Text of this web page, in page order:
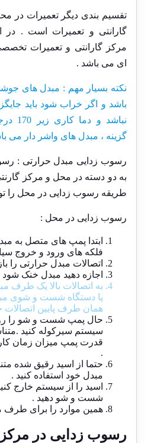
تقسیم بندی دیگر تعمیرات در
گارانتی و تعمیرات است . در
مرکز گارانتی و تعمیرات
ای می باشد .
نکته بسیار مهم : مبدل های
باشد و اگر خراب شود باید
گزینه ، مبدل های واشر دار می
رسوب زدایی مبدل حرارتی :
به دو دسته در محل و مرکز
طریقه رسوب زدایی در محل را
رسوب زدایی در محل :
ابتدا پمپ های متصل به
فلکه های ورود و خروج
اتصالات مبدل حرارتی را
اجازه دهید مبدل خنک شود
به اتصالات بالا یک طرف
یا دستگاه شست و شوی
همان طرف پایین اتصالات
حال پمپ شست و شو را
سیستم سیرکوله کنید
قدرت پمپ میزان زمان
.
حتما از اسید رقیق شده
مبدل خود استفاده کنید .
اسید را از سیستم خارج
شست و شو دهید .
همین موارد را برای طرف
رسوب زدایی در مرکز